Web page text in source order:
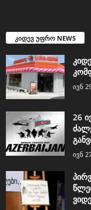
კიდევ უფრო NEWS
ივნ
26
ივნ